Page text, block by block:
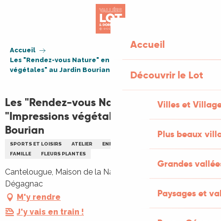
Accueil
Découvrir le Lot
Villes et
Plus beaux
Grandes
Paysages et
Accueil
Les "Rendez-vous Nature" en famille : "Impressions
végétales" au Jardin Bourian
Les "Rendez-vous Nature" en famille :
"Impressions végétales" au Jardin
Bourian
SPORTS ET LOISIRS ATELIER ENFANTS
FAMILLE
FLEURS PLANTES
Cantelougue, Maison de la Nature, Cantelougue, 46340
Dégagnac
M'y rendre
J'y vais en train !